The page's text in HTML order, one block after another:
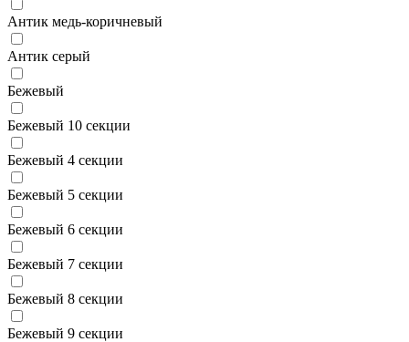
Антик медь-коричневый
Антик серый
Бежевый
Бежевый 10 секции
Бежевый 4 секции
Бежевый 5 секции
Бежевый 6 секции
Бежевый 7 секции
Бежевый 8 секции
Бежевый 9 секции